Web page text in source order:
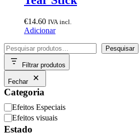
€14.60 IVA incl.
Adicionar
Pesquisar
Pesquisar
Filtrar produtos
Fechar
Categoria
Categoria
Efeitos Especiais
Efeitos visuais
Estado